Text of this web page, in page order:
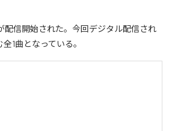
配信開始された。今回デジタル配信され
全1曲となっている。